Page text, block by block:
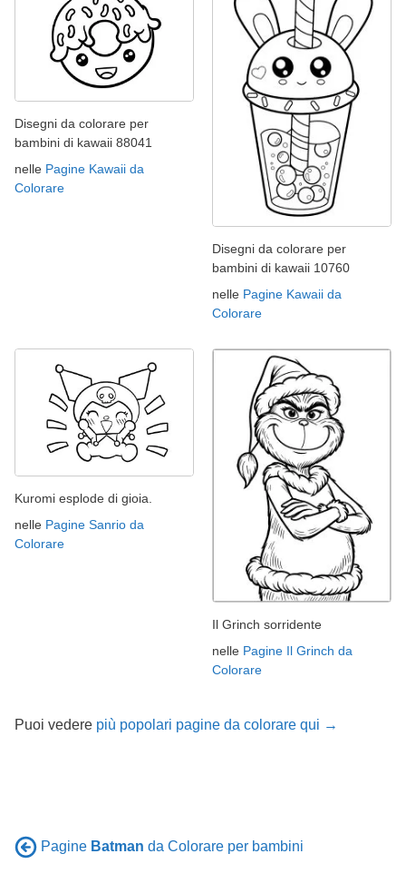
Disegni da colorare per
bambini di kawaii 88041
nelle Pagine Kawaii da
Colorare
Disegni da colorare per
bambini di kawaii 10760
nelle Pagine Kawaii da
Colorare
Kuromi esplode di gioia.
nelle Pagine Sanrio da
Colorare
Il Grinch sorridente
nelle Pagine Il Grinch da
Colorare
Puoi vedere più popolari pagine da colorare qui →
Pagine Batman da Colorare per bambini